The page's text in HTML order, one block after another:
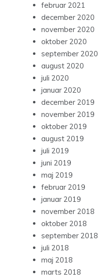
februar 2021
december 2020
november 2020
oktober 2020
september 2020
august 2020
juli 2020
januar 2020
december 2019
november 2019
oktober 2019
august 2019
juli 2019
juni 2019
maj 2019
februar 2019
januar 2019
november 2018
oktober 2018
september 2018
juli 2018
maj 2018
marts 2018